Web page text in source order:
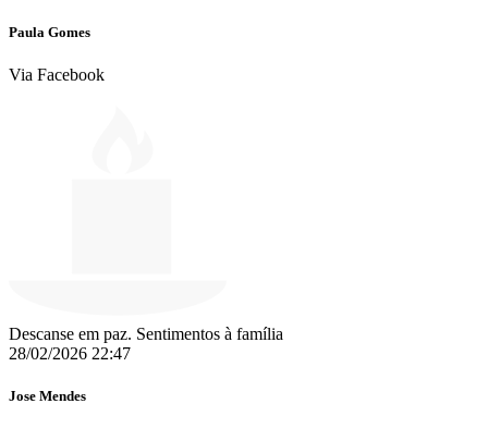
Paula Gomes
Via Facebook
Descanse em paz. Sentimentos à família
28/02/2026 22:47
Jose Mendes